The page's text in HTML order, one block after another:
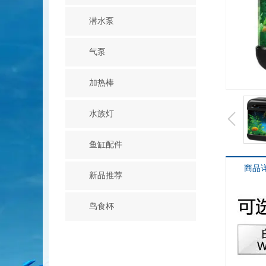
潜水泵
气泵
加热棒
水族灯
鱼缸配件
新品推荐
鸟食杯
商品